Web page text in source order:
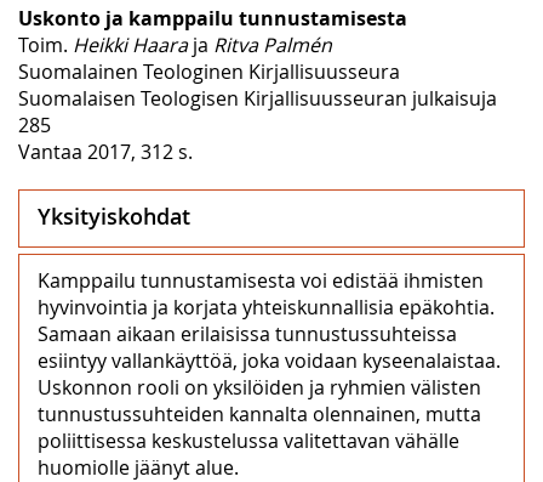
Uskonto ja kamppailu tunnustamisesta
Toim. Heikki Haaraja Ritva Palmén
Suomalainen Teologinen Kirjallisuusseura
Suomalaisen Teologisen Kirjallisuusseuran julkaisuja
285
Vantaa 2017, 312 s.
Yksityiskohdat
Kamppailu tunnustamisesta voi edistää ihmisten
hyvinvointia ja korjata yhteiskunnallisia epäkohtia.
Samaan aikaan erilaisissa tunnustussuhteissa
esiintyy vallankäyttöä, joka voidaan kyseenalaistaa.
Uskonnon rooli on yksilöiden ja ryhmien välisten
tunnustussuhteiden kannalta olennainen, mutta
poliittisessa keskustelussa valitettavan vähälle
huomiolle jäänyt alue.